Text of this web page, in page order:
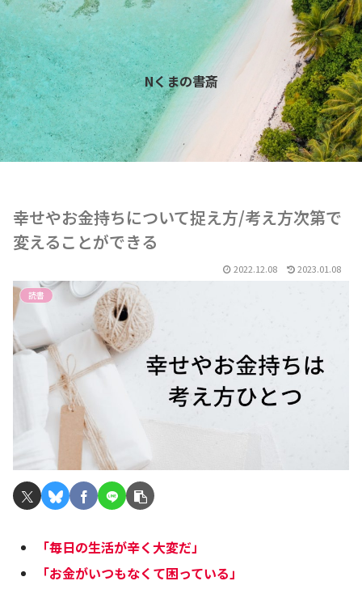
Nくまの書斎
幸せやお金持ちについて捉え方/考え方次第で
変えることができる
2022.12.08 2023.01.08
読書
「毎日の生活が辛く大変だ」
「お金がいつもなくて困っている」